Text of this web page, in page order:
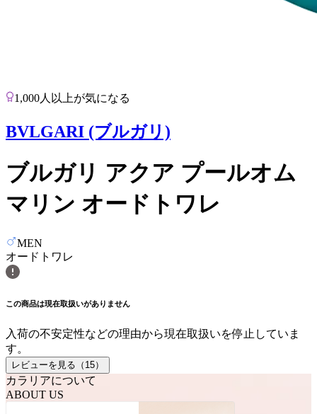
1,000人以上が気になる
BVLGARI (ブルガリ)
ブルガリ アクア プールオム
マリン オードトワレ
MEN
オードトワレ
この商品は現在取扱いがありません
入荷の不安定性などの理由から現在取扱いを停止していま
す。
レビューを見る（ 15）
カラリアについて
ABOUT US